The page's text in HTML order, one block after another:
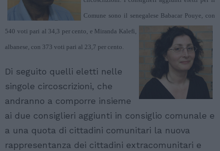
Comune sono il senegalese Babacar Pouye, con
540 voti pari al 34,3 percento, e Miranda Kalefi,
albanese, con 373 voti pari al 23,7 per cento.
Di seguito quelli eletti nelle
singole circoscrizioni, che
andranno a comporre insieme
ai due consiglieri aggiunti in consiglio comunale e
a una quota di cittadini comunitari la nuova
rappresentanza dei cittadini extracomunitari e